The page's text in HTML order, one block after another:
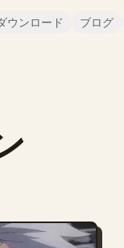
ウンロード ブログ